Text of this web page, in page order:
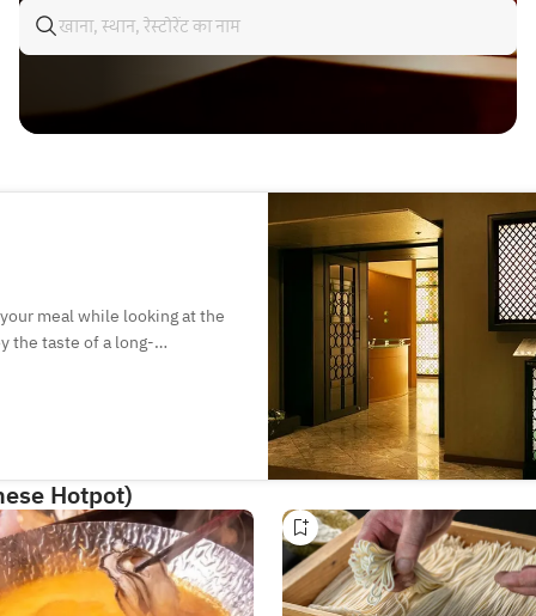
meal while looking at the
the taste of a long-
Hotpot)